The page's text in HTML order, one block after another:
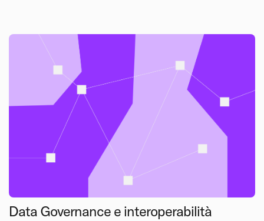
Data Governance e interoperabilità